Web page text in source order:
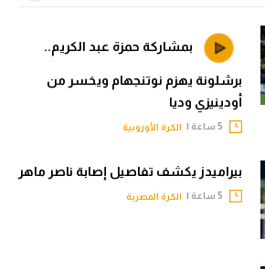
بمشاركة حمزة عبد الكريم..
برشلونة يهزم نوتنجهام ويخسر من
أودينيزي وديا
الكرة الأوروبية
بيراميدز يكشف تفاصيل إصابة ناصر ماهر
الكرة المصرية